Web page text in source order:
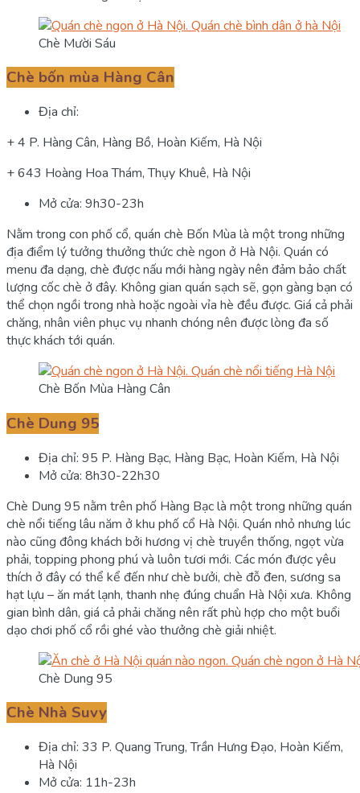
Chè Mười Sáu
Chè bốn mùa Hàng Cân
Địa chỉ:
+ 4 P. Hàng Cân, Hàng Bồ, Hoàn Kiếm, Hà Nội
+ 643 Hoàng Hoa Thám, Thụy Khuê, Hà Nội
Mở cửa: 9h30-23h
Nằm trong con phố cổ, quán chè Bốn Mùa là một trong những
địa điểm lý tưởng thưởng thức chè ngon ở Hà Nội. Quán có
menu đa dạng, chè được nấu mới hàng ngày nên đảm bảo chất
lượng cốc chè ở đây. Không gian quán sạch sẽ, gọn gàng bạn có
thể chọn ngồi trong nhà hoặc ngoài vỉa hè đều được. Giá cả phải
chăng, nhân viên phục vụ nhanh chóng nên được lòng đa số
thực khách tới quán.
Chè Bốn Mùa Hàng Cân
Chè Dung 95
Địa chỉ: 95 P. Hàng Bạc, Hàng Bạc, Hoàn Kiếm, Hà Nội
Mở cửa: 8h30-22h30
Chè Dung 95 nằm trên phố Hàng Bạc là một trong những quán
chè nổi tiếng lâu năm ở khu phố cổ Hà Nội. Quán nhỏ nhưng lúc
nào cũng đông khách bởi hương vị chè truyền thống, ngọt vừa
phải, topping phong phú và luôn tươi mới. Các món được yêu
thích ở đây có thể kể đến như chè bưởi, chè đỗ đen, sương sa
hạt lựu – ăn mát lạnh, thanh nhẹ đúng chuẩn Hà Nội xưa. Không
gian bình dân, giá cả phải chăng nên rất phù hợp cho một buổi
dạo chơi phố cổ rồi ghé vào thưởng chè giải nhiệt.
Chè Dung 95
Chè Nhà Suvy
Địa chỉ: 33 P. Quang Trung, Trần Hưng Đạo, Hoàn Kiếm,
Hà Nội
Mở cửa: 11h-23h